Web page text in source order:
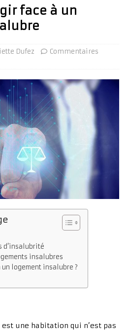
face à un
Dufez
Commentaires
d’insalubrité
insalubres
un logement insalubre ?
une habitation qui n’est pas